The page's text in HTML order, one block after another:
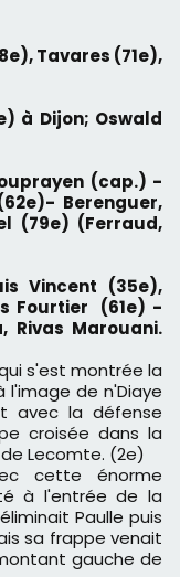
Tavares (71e),
à Dijon; Oswald
(cap.) -
Berenguer,
(79e) (Ferraud,
Vincent (35e),
Fourtier (61e) -
Rivas Marouani.
s'est montrée la
de n'Diaye
avec la défense
croisée dans la
Lecomte. (2e)
cette énorme
à l'entrée de la
Paulle puis
sa frappe venait
gauche de